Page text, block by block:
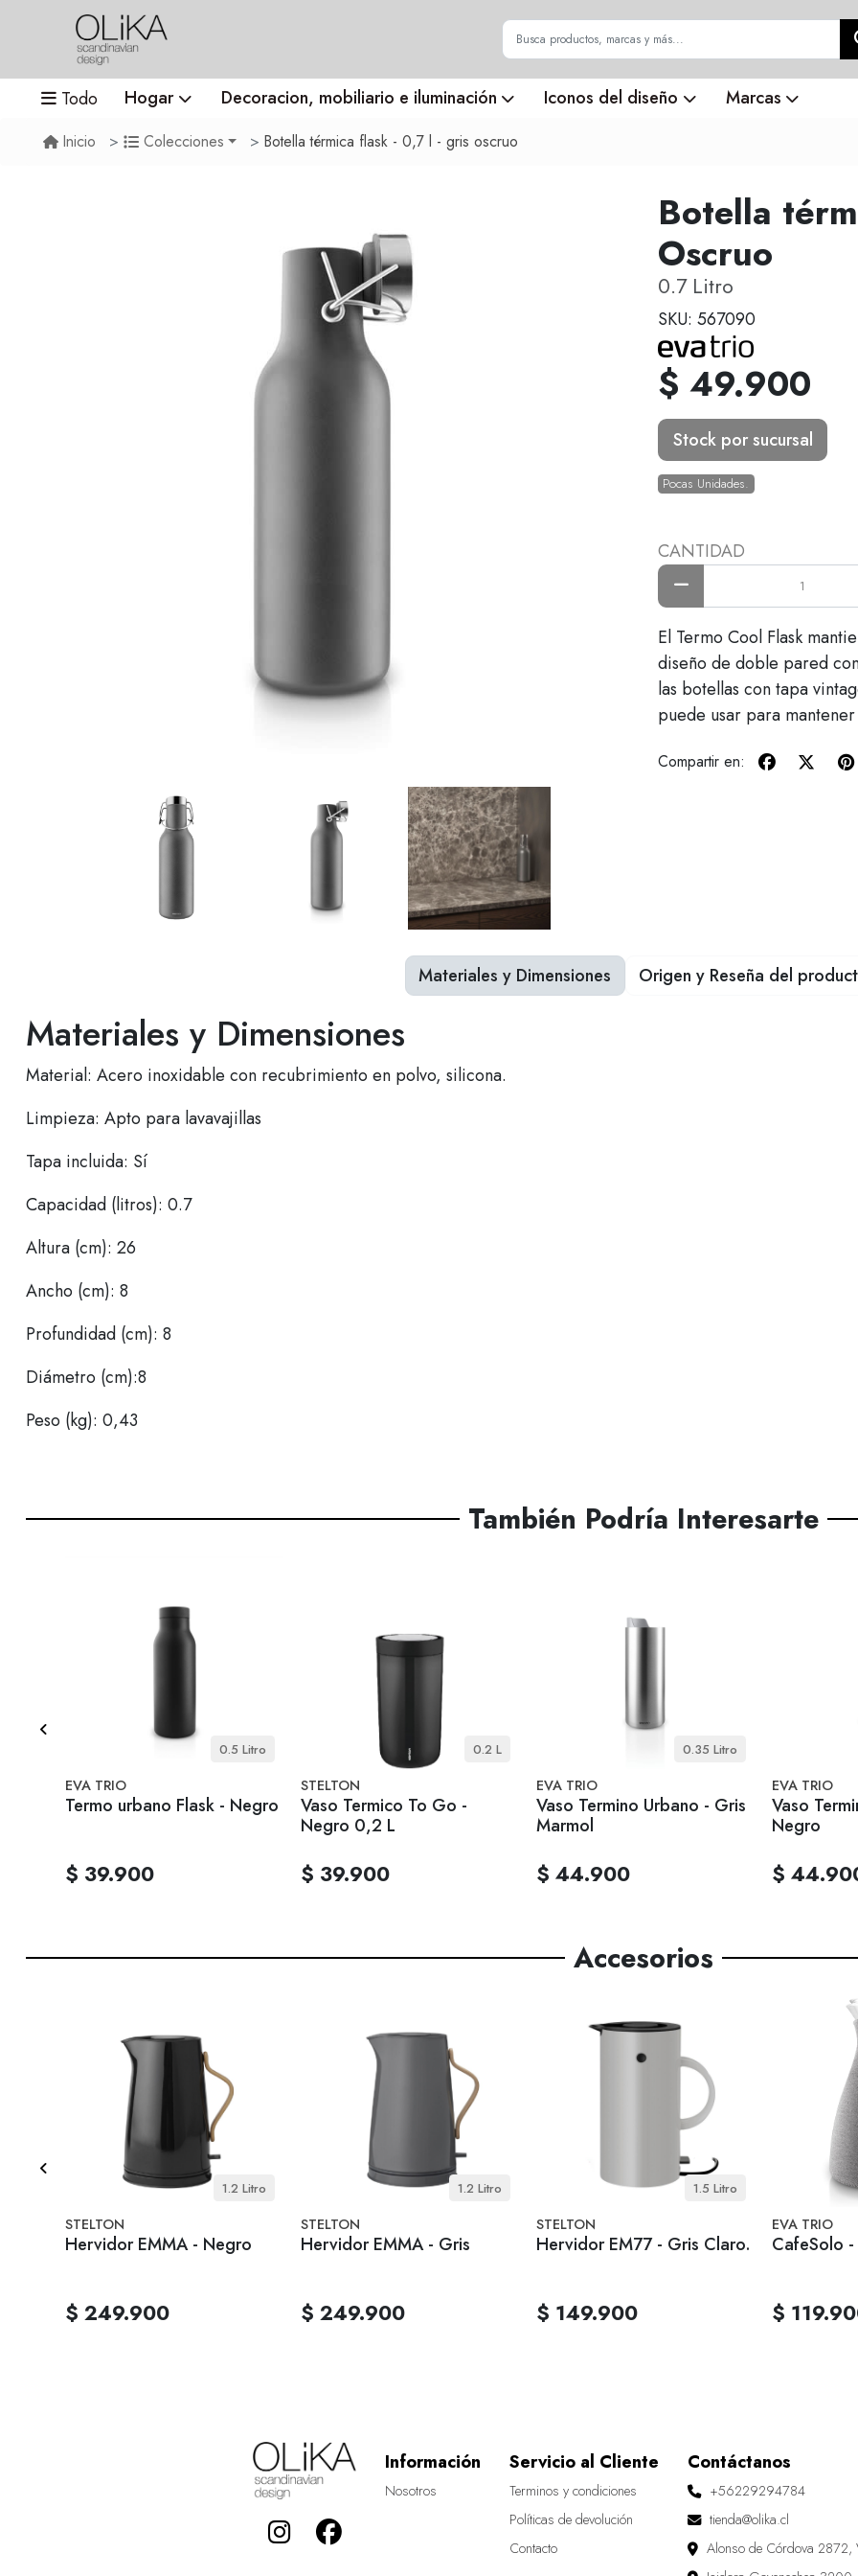
Todo Hogar Decoracion, mobiliario e iluminación Iconos del diseño Marcas
Inicio Colecciones Botella térmica flask - 0,7 l - gris oscruo
Botella
Oscruo
0.7 Litro
SKU: 567090
$ 49.900
Stock por sucursal
Pocas Unidades.
CANTIDAD
El Termo Cool Flask
diseño de doble pared
las botellas con tapa
puede usar para
Compartir en:
Materiales y Dimensiones
Material: Acero inoxidable con recubrimiento en polvo, silicona.
Limpieza: Apto para lavavajillas
Tapa incluida: Sí
Capacidad (litros): 0.7
Altura (cm): 26
Ancho (cm): 8
Profundidad (cm): 8
Diámetro (cm):8
Peso (kg): 0,43
Materiales y Dimensiones Origen y Reseña del
También Podría Interesarte
0.5 Litro
EVA TRIO
Termo urbano Flask - Negro
$ 39.900
0.2 L
STELTON
Vaso Termico To Go -
Negro 0,2 L
$ 39.900
0.35 Litro
EVA TRIO
Vaso Termino Urbano - Gris
Marmol
$ 44.900
EVA TRIO
Vaso
Negro
$
Accesorios
1.2 Litro
STELTON
Hervidor EMMA - Negro
$ 249.900
1.2 Litro
STELTON
Hervidor EMMA - Gris
$ 249.900
1.5 Litro
STELTON
Hervidor EM77 - Gris Claro.
$ 149.900
EVA TRIO
CafeSolo
$
Información
Nosotros
Servicio al Cliente
Terminos y condiciones
Políticas de devolución
Contacto
Contáctanos
+56229294784
tienda@olika.cl
Alonso de Córdova 2872,